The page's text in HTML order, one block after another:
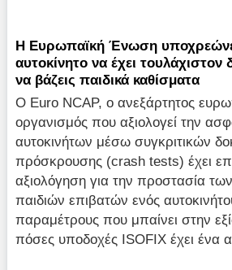
Η Ευρωπαϊκή Ένωση
αυτοκίνητο να έχει
να βάζεις παιδικά καθίσματα
Ο Euro NCAP, ο ανεξάρτητος
οργανισμός που αξιολογεί την
αυτοκινήτων μέσω συγκριτικών
πρόσκρουσης (crash tests) έχει
αξιολόγηση για την προστασία
παιδιών επιβατών ενός
παραμέτρους που μπαίνει στην
πόσες υποδοχές ISOFIX έχει ένα